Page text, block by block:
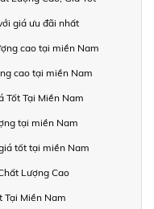
giá ưu đãi nhất
cao tại miền Nam
cao tại miền Nam
Tốt Tại Miền Nam
tại miền Nam
tốt tại miền Nam
Lượng Cao
Tại Miền Nam